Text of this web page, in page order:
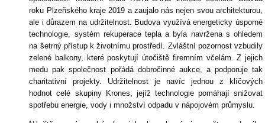
roku Plzeňského kraje 2019 a zaujalo nás nejen svou architekturou,
ale i důrazem na udržitelnost. Budova využívá energeticky úsporné
technologie, systém rekuperace tepla a byla navržena s ohledem
na šetrný přístup k životnímu prostředí. Zvláštní pozornost vzbudily
zelené balkony, které poskytují útočiště firemním včelám. Z jejich
medu pak společnost pořádá dobročinné aukce, a podporuje tak
charitativní projekty. Udržitelnost je navíc jednou z klíčových
hodnot celé skupiny Krones, jejíž technologie pomáhají snižovat
spotřebu energie, vody i množství odpadu v nápojovém průmyslu.